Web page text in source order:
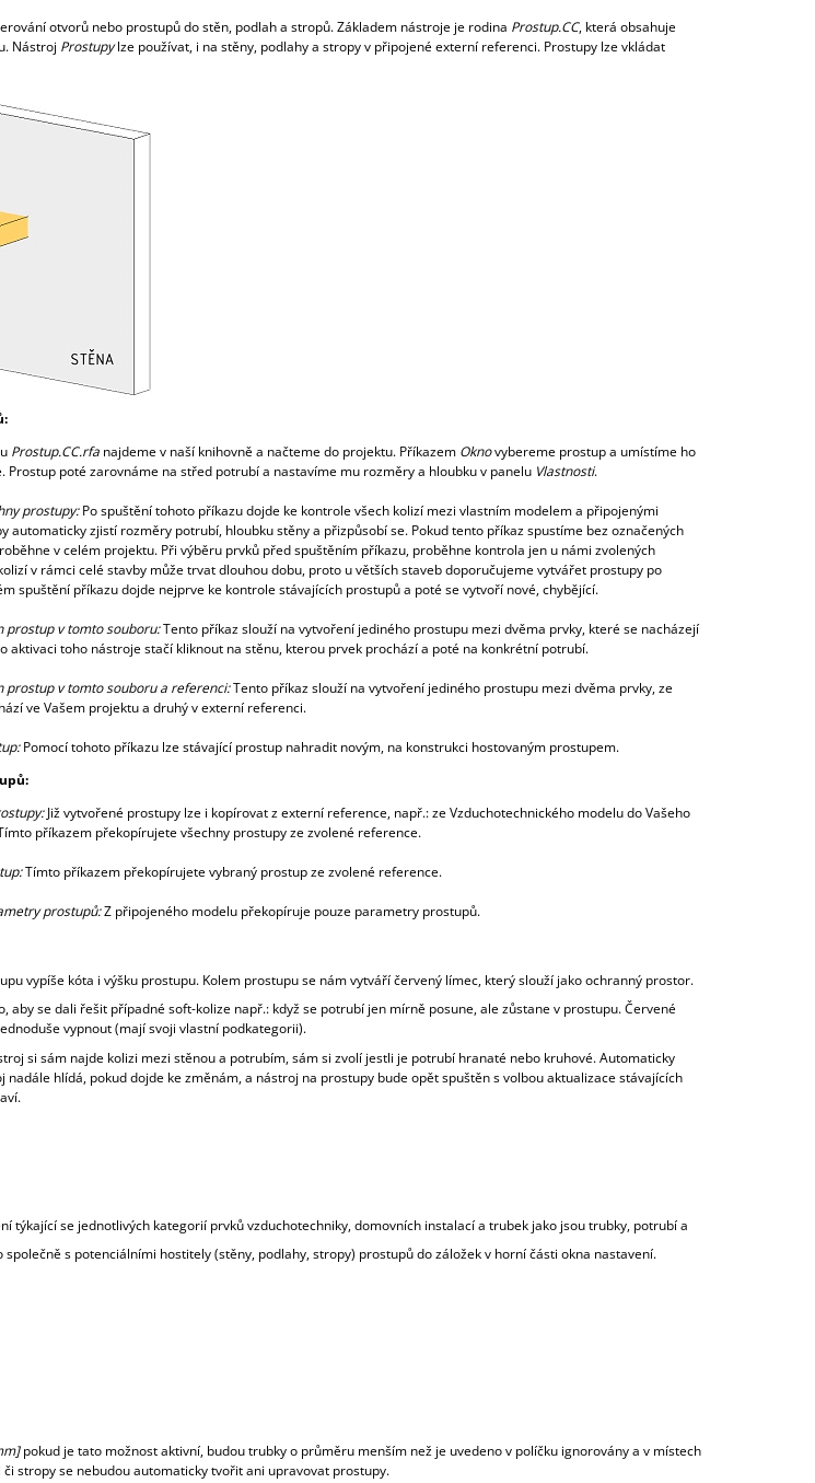
otvorů nebo prostupů do stěn, podlah a stropů. Základem nástroje je rodina Prostup.CC, která obsahuje
Nástroj Prostupylze používat, i na stěny, podlahy a stropy v připojené externí referenci. Prostupy lze vkládat
Prostup.CC.rfa najdeme v naší knihovně a načteme do projektu. Příkazem Oknovybereme prostup a umístíme ho
Prostup poté zarovnáme na střed potrubí a nastavíme mu rozměry a hloubku v panelu Vlastnosti.
prostupy: Po spuštění tohoto příkazu dojde ke kontrole všech kolizí mezi vlastním modelem a připojenými
automaticky zjistí rozměry potrubí, hloubku stěny a přizpůsobí se. Pokud tento příkaz spustíme bez označených
v celém projektu. Při výběru prvků před spuštěním příkazu, proběhne kontrola jen u námi zvolených
v rámci celé stavby může trvat dlouhou dobu, proto u větších staveb doporučujeme vytvářet prostupy po
spuštění příkazu dojde nejprve ke kontrole stávajících prostupů a poté se vytvoří nové, chybějící.
prostup v tomto souboru:Tento příkaz slouží na vytvoření jediného prostupu mezi dvěma prvky, které se nacházejí
aktivaci toho nástroje stačí kliknout na stěnu, kterou prvek prochází a poté na konkrétní potrubí.
prostup v tomto souboru a referenci:Tento příkaz slouží na vytvoření jediného prostupu mezi dvěma prvky, ze
ve Vašem projektu a druhý v externí referenci.
Pomocí tohoto příkazu lze stávající prostup nahradit novým, na konstrukci hostovaným prostupem.
Již vytvořené prostupy lze i kopírovat z externí reference, např.: ze Vzduchotechnického modelu do Vašeho
příkazem překopírujete všechny prostupy ze zvolené reference.
Tímto příkazem překopírujete vybraný prostup ze zvolené reference.
prostupů:Z připojeného modelu překopíruje pouze parametry prostupů.
vypíše kóta i výšku prostupu. Kolem prostupu se nám vytváří červený límec, který slouží jako ochranný prostor.
aby se dali řešit případné soft-kolize např.: když se potrubí jen mírně posune, ale zůstane v prostupu. Červené
vypnout (mají svoji vlastní podkategorii).
si sám najde kolizi mezi stěnou a potrubím, sám si zvolí jestli je potrubí hranaté nebo kruhové. Automaticky
nadále hlídá, pokud dojde ke změnám, a nástroj na prostupy bude opět spuštěn s volbou aktualizace stávajících
týkající se jednotlivých kategorií prvků vzduchotechniky, domovních instalací a trubek jako jsou trubky, potrubí a
společně s potenciálními hostitely (stěny, podlahy, stropy) prostupů do záložek v horní části okna nastavení.
pokud je tato možnost aktivní, budou trubky o průměru menším než je uvedeno v políčku ignorovány a v místech
stropy se nebudou automaticky tvořit ani upravovat prostupy.